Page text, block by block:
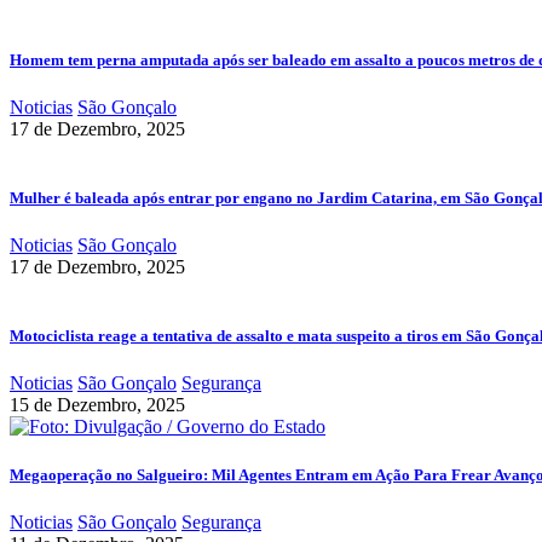
Homem tem perna amputada após ser baleado em assalto a poucos metros de
Noticias São Gonçalo
17 de Dezembro, 2025
Mulher é baleada após entrar por engano no Jardim Catarina, em São
Noticias São Gonçalo
17 de Dezembro, 2025
Motociclista reage a tentativa de assalto e mata suspeito a tiros em São
Noticias São Gonçalo Segurança
15 de Dezembro, 2025
Megaoperação no Salgueiro: Mil Agentes Entram em Ação Para Frear
Noticias São Gonçalo Segurança